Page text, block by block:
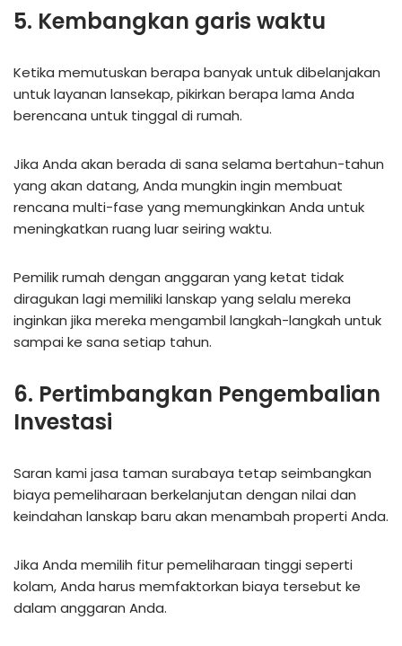
5. Kembangkan garis waktu
Ketika memutuskan berapa banyak untuk dibelanjakan
untuk layanan lansekap, pikirkan berapa lama Anda
berencana untuk tinggal di rumah.
Jika Anda akan berada di sana selama bertahun-tahun
yang akan datang, Anda mungkin ingin membuat
rencana multi-fase yang memungkinkan Anda untuk
meningkatkan ruang luar seiring waktu.
Pemilik rumah dengan anggaran yang ketat tidak
diragukan lagi memiliki lanskap yang selalu mereka
inginkan jika mereka mengambil langkah-langkah untuk
sampai ke sana setiap tahun.
6. Pertimbangkan Pengembalian
Investasi
Saran kami jasa taman surabaya tetap seimbangkan
biaya pemeliharaan berkelanjutan dengan nilai dan
keindahan lanskap baru akan menambah properti Anda.
Jika Anda memilih fitur pemeliharaan tinggi seperti
kolam, Anda harus memfaktorkan biaya tersebut ke
dalam anggaran Anda.